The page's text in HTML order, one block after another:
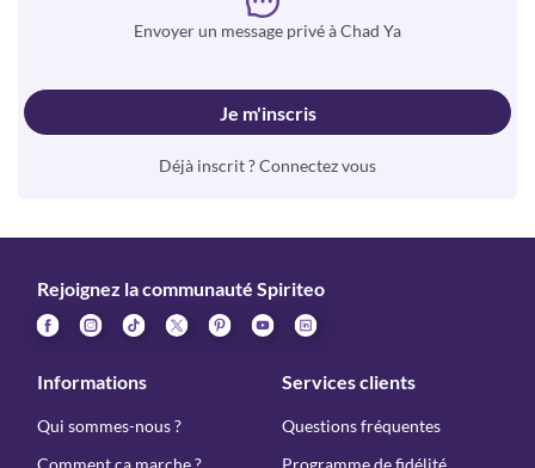
Envoyer un message privé à Chad Ya
Je m'inscris
Déjà inscrit ? Connectez vous
Rejoignez la communauté Spiriteo
Informations
Qui sommes-nous ?
Comment ça marche ?
Services clients
Questions fréquentes
Programme de fidélité